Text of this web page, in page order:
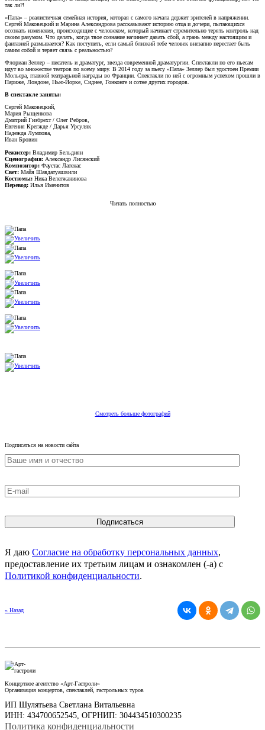
так ли?!
«Папа» – реалистичная семейная история, которая с самого начала держит зрителей в напряжении.
Сергей Маковецкий и Марина Александрова рассказывают историю отца и дочери, пытающихся
осознать изменения, происходящие с человеком, который начинает стремительно терять контроль над
своим разумом. Что делать, когда твое сознание начинает давать сбой, а грань между настоящим и
фантазией размывается? Как поступить, если самый близкий тебе человек внезапно перестает быть
самим собой и теряет связь с реальностью?
Флориан Зеллер – писатель и драматург, звезда современной драматургии. Спектакли по его пьесам
идут во множестве театров по всему миру. В 2014 году за пьесу «Папа» Зеллер был удостоен Премии
Мольера, главной театральной награды во Франции. Спектакли по ней с огромным успехом прошли в
Париже, Лондоне, Нью-Йорке, Сиднее, Гонконге и сотне других городов.
В спектакле заняты:
Сергей Маковецкий,
Мария Рыщенкова
Дмитрий Гизбрехт / Олег Ребров,
Евгения Крегжде / Дарья Урсуляк
Надежда Лумпова,
Иван Бровин
Режиссер: Владимир Бельдиян
Сценография: Александр Лисянский
Композитор: Фаустас Латенас
Свет: Майя Шавдатуашвили
Костюмы: Ника Велегжанинова
Перевод: Илья Именитов
Читать полностью
Смотреть больше фотографий
Подписаться на новости сайта
Я даю Согласие на обработку персональных данных,
предоставление их третьим лицам и ознакомлен (-а) c
Политикой конфиденциальности.
« Назад
Концертное агентство «Арт-Гастроли»
Организация концертов, спектаклей, гастрольных туров
ИП Шулятьева Светлана Витальевна
ИНН: 434700652545, ОГРНИП: 304434510300235
Политика конфиденциальности